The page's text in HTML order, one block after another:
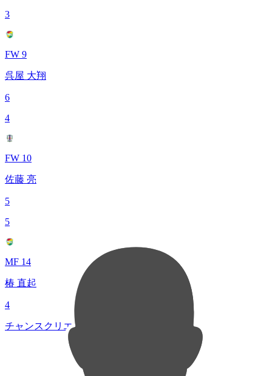
3
FW 9
呉屋 大翔
6
4
FW 10
佐藤 亮
5
5
MF 14
椿 直起
4
チャンスクリエイト総数